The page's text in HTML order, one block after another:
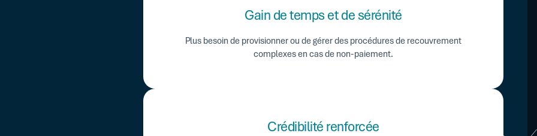
Gain de temps et de sérénité
Plus besoin de provisionner ou de gérer des procédures de recouvrement
complexes en cas de non-paiement.
Crédibilité renforcée